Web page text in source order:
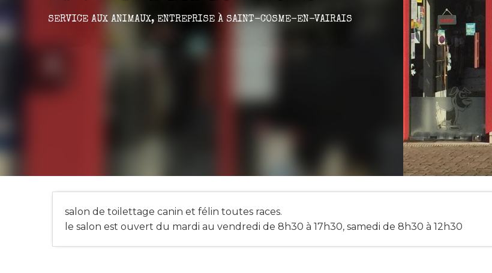
SERVICE AUX ANIMAUX, ENTREPRISE À SAINT-COSME-EN-VAIRAIS
salon de toilettage canin et félin toutes races.
le salon est ouvert du mardi au vendredi de 8h30 à 17h30, samedi de 8h30 à 12h30